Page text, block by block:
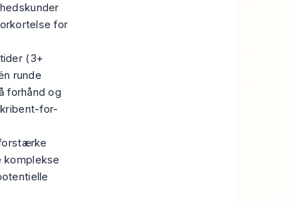
for
(3+
runde
forhånd og
for-
komplekse